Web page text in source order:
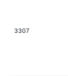
3307